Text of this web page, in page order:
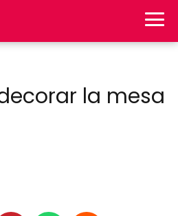
la mesa